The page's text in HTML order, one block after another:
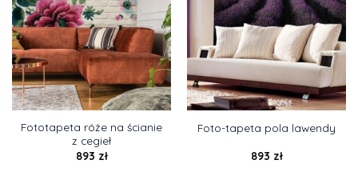
Fototapeta róże na ścianie
z cegieł
893 zł
Foto-tapeta pola lawendy
893 zł